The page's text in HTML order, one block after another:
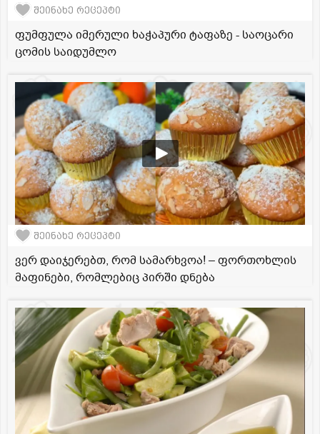
შეინახე რეცეპტი
ფუმფულა იმერული ხაჭაპური ტაფაზე - საოცარი
ცომის საიდუმლო
შეინახე რეცეპტი
ვერ დაიჯერებთ, რომ სამარხვოა! – ფორთოხლის
მაფინები, რომლებიც პირში დნება